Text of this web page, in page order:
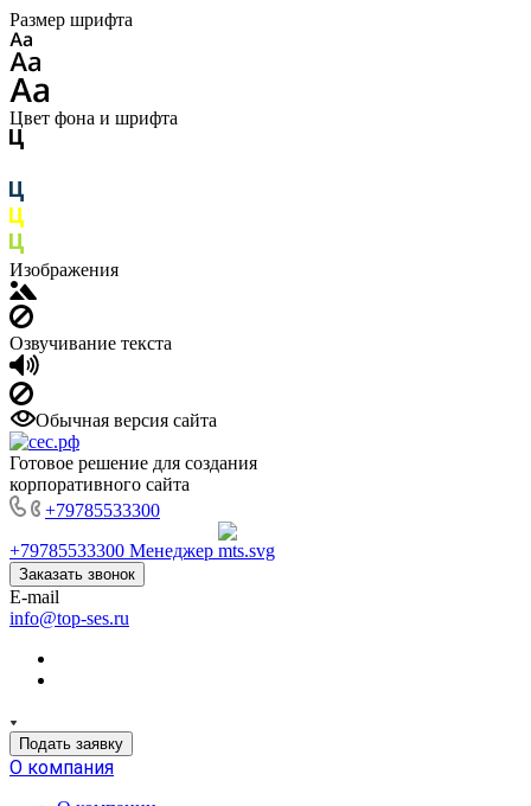
Размер шрифта
Цвет фона и шрифта
Изображения
Озвучивание текста
Обычная версия сайта
Готовое решение для создания
корпоративного сайта
+79785533300
+79785533300 Менеджер
Заказать звонок
E-mail
info@top-ses.ru
Подать заявку
О компания